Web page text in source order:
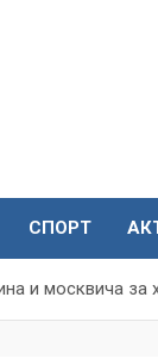
СПОРТ
и москвича